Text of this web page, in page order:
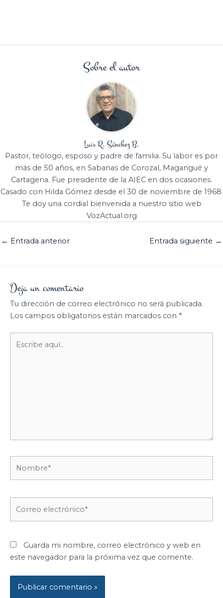
Sobre el autor
Luis R. Sánchez B.
Pastor, teólogo, esposo y padre de familia. Su labor es por
más de 50 años, en Sabanas de Corozal, Magangué y
Cartagena. Fue presidente de la AIEC en dos ocasiones.
Casado con Hilda Gómez desde el 30 de noviembre de 1968.
Te doy una cordial bienvenida a nuestro sitio web
VozActual.org
← Entrada anterior Entrada siguiente →
Deja un comentario
Tu dirección de correo electrónico no será publicada.
Los campos obligatorios están marcados con *
aquí...
Guarda mi nombre, correo electrónico y web en
este navegador para la próxima vez que comente.